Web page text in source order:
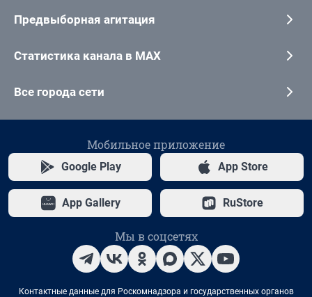
Предвыборная агитация
Статистика канала в MAX
Все города сети
Мобильное приложение
Google Play App Store
App Gallery RuStore
Мы в соцсетях
Контактные данные для Роскомнадзора и государственных органов